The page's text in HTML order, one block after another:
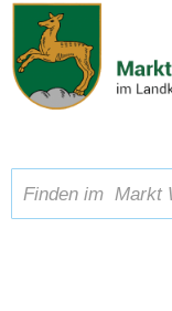
Zum Inhalt,zur Navigation
Schriftgröße A A A